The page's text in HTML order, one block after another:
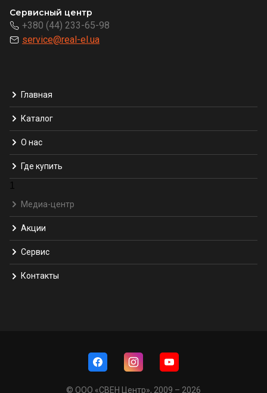
Сервисный центр
+380 (44) 233-65-98
service@real-el.ua
Главная
Каталог
О нас
Где купить
1
Медиа-центр
Акции
Сервис
Контакты
© ООО «СВЕН Центр», 2009 – 2026